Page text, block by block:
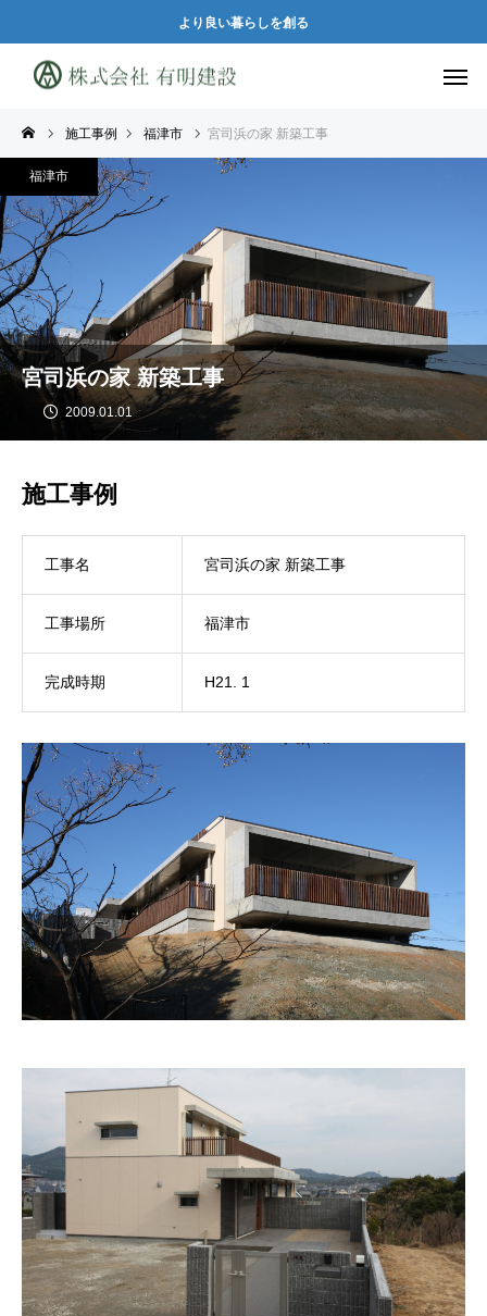
より良い暮らしを創る
施工事例 福津市 宮司浜の家 新築工事
宮司浜の家 新築工事
2009.01.01
福津市
施工事例
工事名 宮司浜の家 新築工事
工事場所 福津市
完成時期 H21. 1